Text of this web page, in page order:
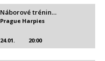
Náborové trénin…
24.01. 20:00
Prague Harpies